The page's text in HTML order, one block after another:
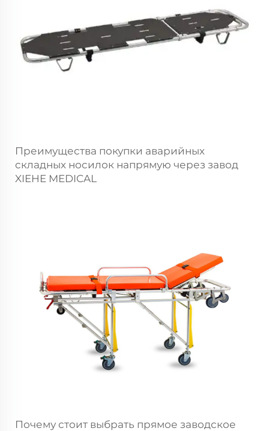
Преимущества покупки аварийных
складных носилок напрямую через завод
XIEHE MEDICAL
Почему стоит выбрать прямое заводское